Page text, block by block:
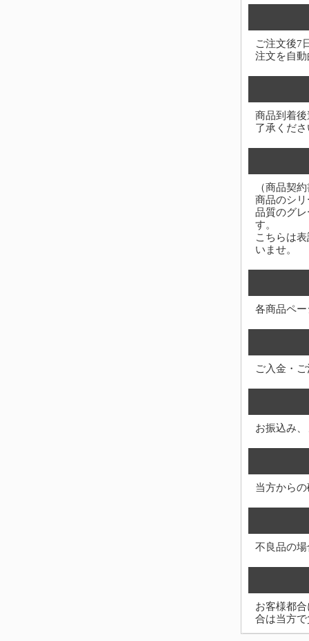
ご注文後7
注文を自
商品到着
了承くだ
（商品契
商品のシ
品質のグ
す。
こちらは
いませ。
各商品ペ
ご入金・
お振込み
当方から
不良品の
お客様都
合は当方